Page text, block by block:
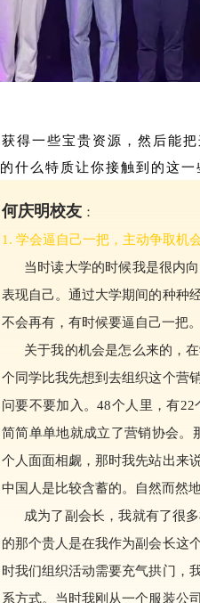
得一些宝贵资源，然后能
什么特质让你接触到的这一
何庆明校友：
1. 学会逼自己一把，主动争取机会
当时读大学的时候我是很内向
表现自己。通过大学期间的种种
不会再有，有时候要逼自己一把。
关于我的机会是怎么来的，在
个同学比我先想到去组织这个营
问要不要加入。48个人里，有
简简单单地就成立了营销协会。
个人面面相觑，那时我先站出来
中国人是比较含蓄的。自然而然
成为了副会长，我就有了很多
的那个贵人是在我作为副会长这
时我们组织活动需要充气拱门，
系方式。当时我刚从一个服装公